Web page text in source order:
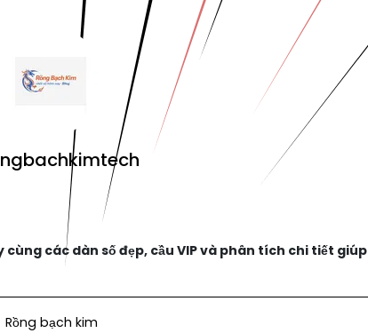
các dàn số đẹp, cầu VIP và phân tích chi tiết giúp
Rồng bạch kim